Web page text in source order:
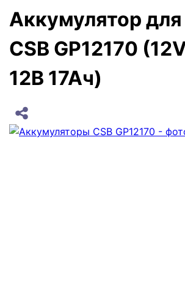
Аккумулятор
CSB GP12170
12В 17Ач)